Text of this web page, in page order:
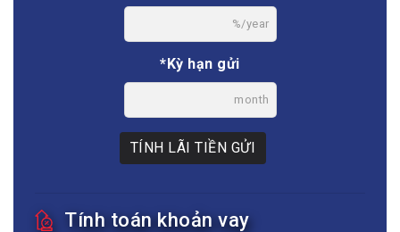
%/year
*Kỳ hạn gửi
month
TÍNH LÃI TIỀN GỬI
Tính toán khoản vay